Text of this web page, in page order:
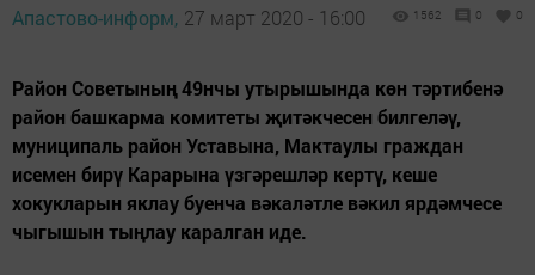
Апастово-информ, 27 март 2020 - 16:00 1562 0 0
Район Советының 49нчы утырышында көн тәртибенә
район башкарма комитеты җитәкчесен билгеләү,
муниципаль район Уставына, Мактаулы граждан
исемен бирү Карарына үзгәрешләр кертү, кеше
хокукларын яклау буенча вәкаләтле вәкил ярдәмчесе
чыгышын тыңлау каралган иде.